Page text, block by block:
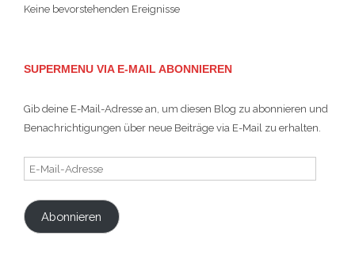
Keine bevorstehenden Ereignisse
SUPERMENU VIA E-MAIL ABONNIEREN
Gib deine E-Mail-Adresse an, um diesen Blog zu abonnieren und
Benachrichtigungen über neue Beiträge via E-Mail zu erhalten.
E-
Mail-
Adresse
Abonnieren